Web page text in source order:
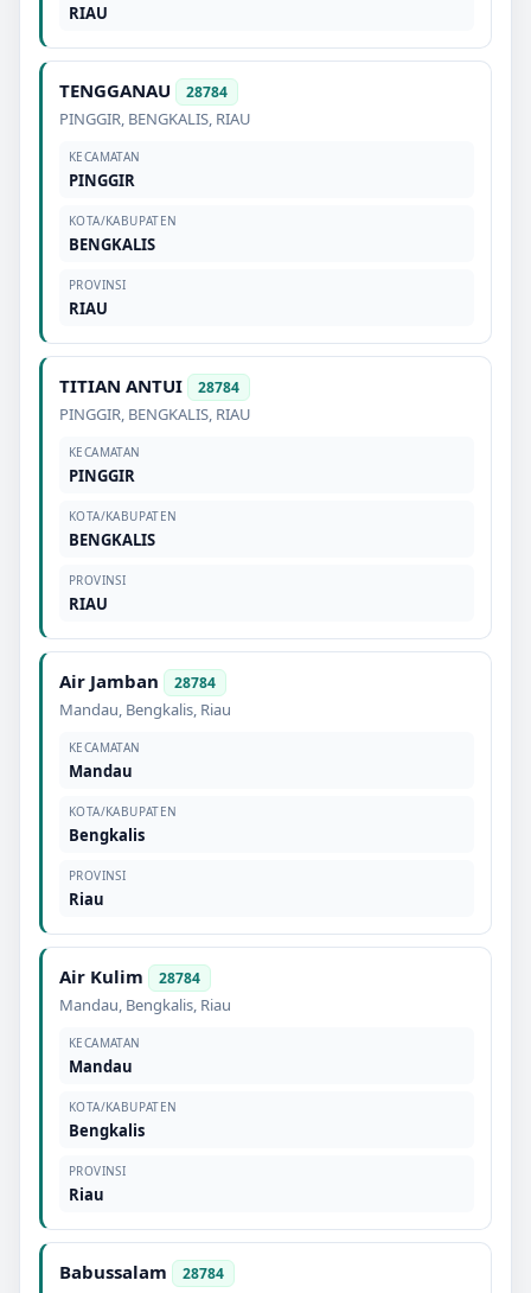
RIAU
TENGGANAU 28784
PINGGIR, BENGKALIS, RIAU
KECAMATAN
PINGGIR
KOTA/KABUPATEN
BENGKALIS
PROVINSI
RIAU
TITIAN ANTUI 28784
PINGGIR, BENGKALIS, RIAU
KECAMATAN
PINGGIR
KOTA/KABUPATEN
BENGKALIS
PROVINSI
RIAU
Air Jamban 28784
Mandau, Bengkalis, Riau
KECAMATAN
Mandau
KOTA/KABUPATEN
Bengkalis
PROVINSI
Riau
Air Kulim 28784
Mandau, Bengkalis, Riau
KECAMATAN
Mandau
KOTA/KABUPATEN
Bengkalis
PROVINSI
Riau
Babussalam 28784